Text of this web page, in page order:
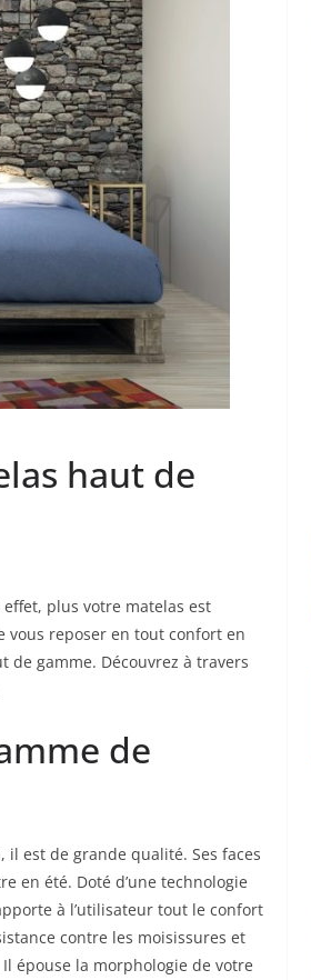
haut de
plus votre matelas est
vous reposer en tout confort en
gamme. Découvrez à travers
de
il est de grande qualité. Ses faces
en été. Doté d’une technologie
à l’utilisateur tout le confort
contre les moisissures et
épouse la morphologie de votre